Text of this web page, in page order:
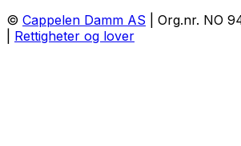
© Cappelen Damm AS | Org.nr. NO
Rettigheter og lover